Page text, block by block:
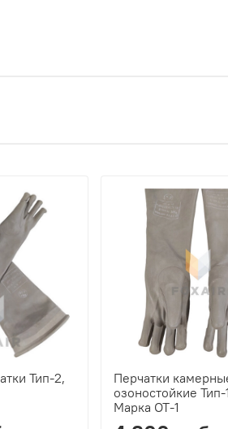
Тип-2,
Перчатки
озоностойкие Тип-
Марка ОТ-1